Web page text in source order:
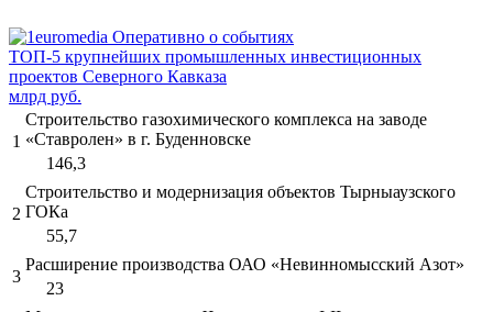
ТОП-5 крупнейших промышленных инвестиционных
проектов Северного Кавказа
млрд руб.
1
Строительство газохимического комплекса на заводе
«Ставролен» в г. Буденновске
146,3
2
Строительство и модернизация объектов Тырныаузского
ГОКа
55,7
3
Расширение производства ОАО «Невинномысский Азот»
23